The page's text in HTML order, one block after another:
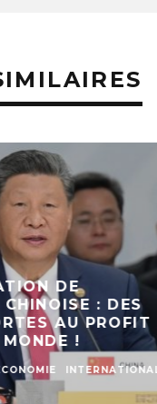
DE
: DES
AU PROFIT
!
INTERNATIONAL